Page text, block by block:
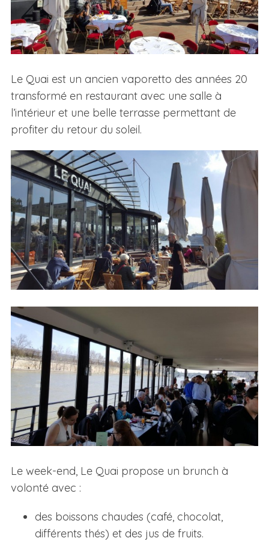
Le Quai est un ancien vaporetto des années 20
transformé en restaurant avec une salle à
l’intérieur et une belle terrasse permettant de
profiter du retour du soleil.
Le week-end, Le Quai propose un brunch à
volonté avec :
des boissons chaudes (café, chocolat,
différents thés) et des jus de fruits.